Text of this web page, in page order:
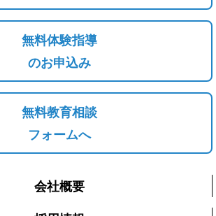
無料体験指導
のお申込み
無料教育相談
フォームへ
会社概要